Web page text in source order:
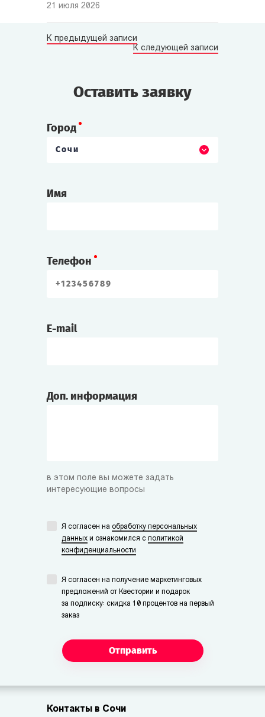
21 июля 2026
К предыдущей записи
К следующей записи
Оставить заявку
Город
Сочи
Имя
Телефон
E-mail
Доп. информация
в этом поле вы можете задать
интересующие вопросы
Я согласен на обработку персональных
данных и ознакомился с политикой
конфиденциальности
Я согласен на получение маркетинговых
предложений от Квестории и подарок
за подписку: скидка 10 процентов на первый
заказ
Отправить
Контакты в Сочи